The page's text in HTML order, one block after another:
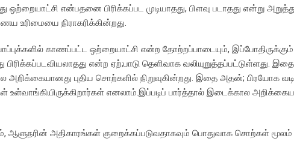
என்பதனை பிரிக்கப்பட முடியாதது, பிளவு படாதது என்று
உரிமையை நிராகரிக்கின்றது.
காணப்பட்ட ஒற்றையாட்சி என்ற தோற்றப்பாடையும், இப்போதிருக்கும்
என்ற ஏற்;பாடு தெளிவாக வலியுறுத்தப்பட்டுள்ளது.
புதிய சொற்களில் நிறுவுகின்றது. இதை அதன்; பிரயோக
எனலாம்.இப்படிப் பார்த்தால் இடைக்கால
ஆளுநரின் அதிகாரங்கள் குறைக்கப்படுவதாகவும் பொதுவாக சொற்கள் மூலம்